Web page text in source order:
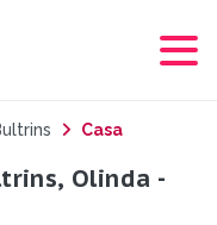
Casa
Olinda -